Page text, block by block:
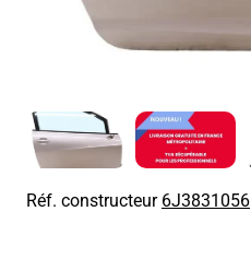
Réf. constructeur6J3831056